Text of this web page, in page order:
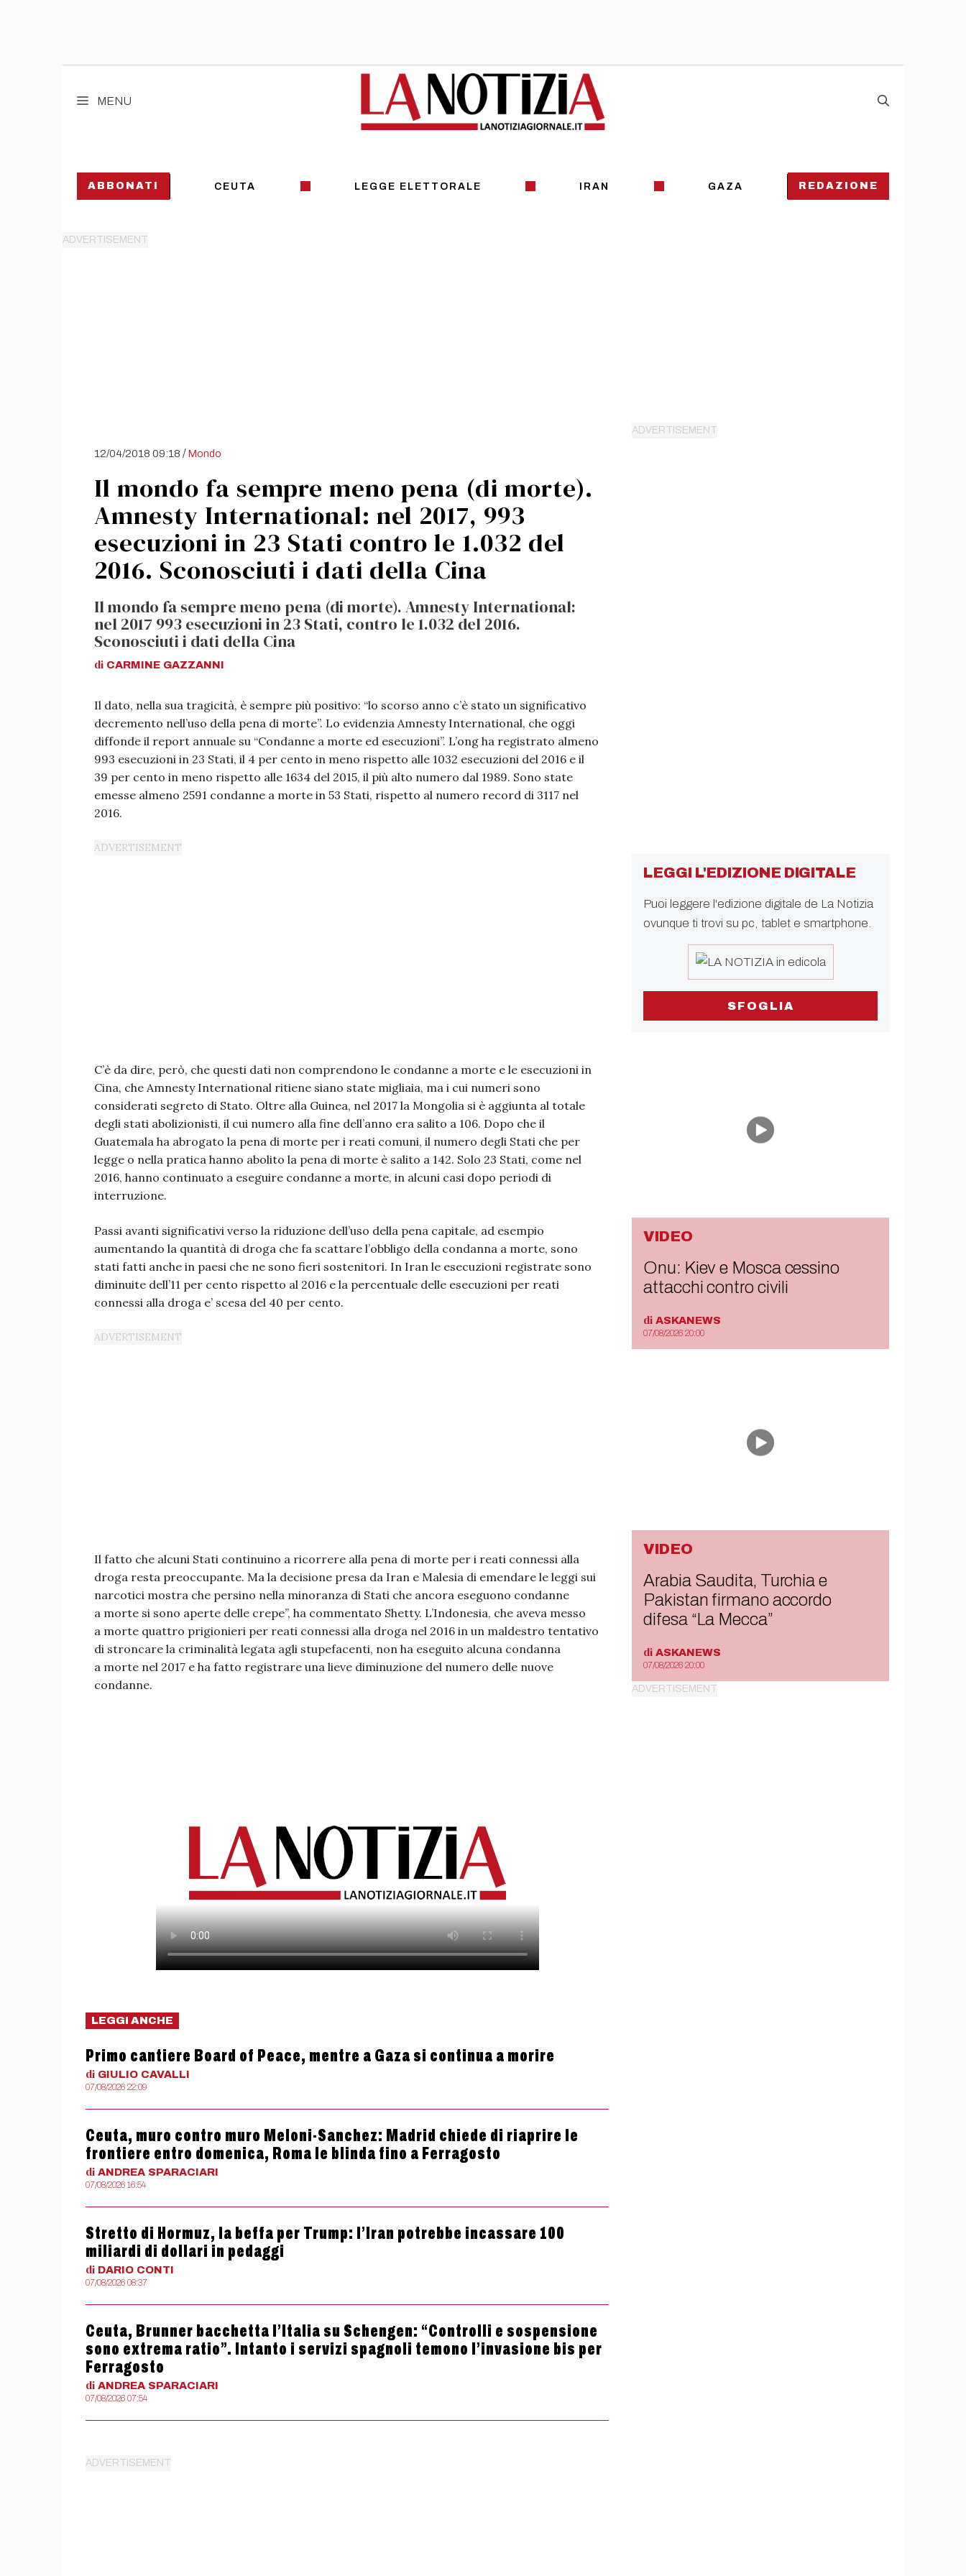
MENU
ABBONATI CEUTA LEGGE ELETTORALE IRAN GAZA REDAZIONE
12/04/2018 09:18 /Mondo
Il mondo fa sempre meno pena (di morte).
Amnesty International: nel 2017, 993
esecuzioni in 23 Stati contro le 1.032 del
2016. Sconosciuti i dati della Cina
Il mondo fa sempre meno pena (di morte). Amnesty International:
nel 2017 993 esecuzioni in 23 Stati, contro le 1.032 del 2016.
Sconosciuti i dati della Cina
di CARMINE GAZZANNI
Il dato, nella sua tragicità, è sempre più positivo: “lo scorso anno c’è stato un significativo
decremento nell’uso della pena di morte”. Lo evidenzia Amnesty International, che oggi
diffonde il report annuale su “Condanne a morte ed esecuzioni”. L’ong ha registrato almeno
993 esecuzioni in 23 Stati, il 4 per cento in meno rispetto alle 1032 esecuzioni del 2016 e il
39 per cento in meno rispetto alle 1634 del 2015, il più alto numero dal 1989. Sono state
emesse almeno 2591 condanne a morte in 53 Stati, rispetto al numero record di 3117 nel
2016.
C’è da dire, però, che questi dati non comprendono le condanne a morte e le esecuzioni in
Cina, che Amnesty International ritiene siano state migliaia, ma i cui numeri sono
considerati segreto di Stato. Oltre alla Guinea, nel 2017 la Mongolia si è aggiunta al totale
degli stati abolizionisti, il cui numero alla fine dell’anno era salito a 106. Dopo che il
Guatemala ha abrogato la pena di morte per i reati comuni, il numero degli Stati che per
legge o nella pratica hanno abolito la pena di morte è salito a 142. Solo 23 Stati, come nel
2016, hanno continuato a eseguire condanne a morte, in alcuni casi dopo periodi di
interruzione.
Passi avanti significativi verso la riduzione dell’uso della pena capitale, ad esempio
aumentando la quantità di droga che fa scattare l’obbligo della condanna a morte, sono
stati fatti anche in paesi che ne sono fieri sostenitori. In Iran le esecuzioni registrate sono
diminuite dell’11 per cento rispetto al 2016 e la percentuale delle esecuzioni per reati
connessi alla droga e’ scesa del 40 per cento.
Il fatto che alcuni Stati continuino a ricorrere alla pena di morte per i reati connessi alla
droga resta preoccupante. Ma la decisione presa da Iran e Malesia di emendare le leggi sui
narcotici mostra che persino nella minoranza di Stati che ancora eseguono condanne
a morte si sono aperte delle crepe”, ha commentato Shetty. L’Indonesia, che aveva messo
a morte quattro prigionieri per reati connessi alla droga nel 2016 in un maldestro tentativo
di stroncare la criminalità legata agli stupefacenti, non ha eseguito alcuna condanna
a morte nel 2017 e ha fatto registrare una lieve diminuzione del numero delle nuove
condanne.
LEGGI ANCHE
Primo cantiere Board of Peace, mentre a Gaza si continua a morire
di GIULIO CAVALLI
07/08/2026 22:09
Ceuta, muro contro muro Meloni-Sanchez: Madrid chiede di riaprire le
frontiere entro domenica, Roma le blinda fino a Ferragosto
di ANDREA SPARACIARI
07/08/2026 16:54
Stretto di Hormuz, la beffa per Trump: l’Iran potrebbe incassare 100
miliardi di dollari in pedaggi
di DARIO CONTI
07/08/2026 08:37
Ceuta, Brunner bacchetta l’Italia su Schengen: “Controlli e sospensione
sono extrema ratio”. Intanto i servizi spagnoli temono l’invasione bis per
Ferragosto
di ANDREA SPARACIARI
07/08/2026 07:54
LEGGI L'EDIZIONE DIGITALE
Puoi leggere l'edizione digitale de La Notizia
ovunque ti trovi su pc, tablet e smartphone.
SFOGLIA
VIDEO
Onu: Kiev e Mosca cessino
attacchi contro civili
di ASKANEWS
07/08/2026 20:00
VIDEO
Arabia Saudita, Turchia e
Pakistan firmano accordo
difesa “La Mecca”
di ASKANEWS
07/08/2026 20:00